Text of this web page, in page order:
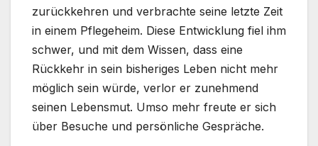
zurückkehren und verbrachte seine letzte Zeit
in einem Pflegeheim. Diese Entwicklung fiel ihm
schwer, und mit dem Wissen, dass eine
Rückkehr in sein bisheriges Leben nicht mehr
möglich sein würde, verlor er zunehmend
seinen Lebensmut. Umso mehr freute er sich
über Besuche und persönliche Gespräche.